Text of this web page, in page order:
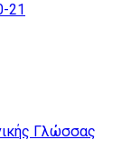
21
Γλώσσας